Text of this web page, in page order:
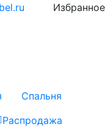
Избранное
Спальня
Распродажа